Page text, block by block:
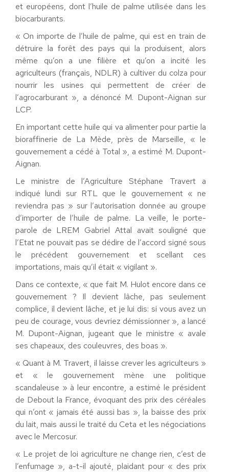
et européens, dont l’huile de palme utilisée dans les
biocarburants.
« On importe de l’huile de palme, qui est en train de
détruire la forêt des pays qui la produisent, alors
même qu’on a une filière et qu’on a incité les
agriculteurs (français, NDLR) à cultiver du colza pour
nourrir les usines qui permettent de créer de
l’agrocarburant », a dénoncé M. Dupont-Aignan sur
LCP.
En important cette huile qui va alimenter pour partie la
bioraffinerie de La Mède, près de Marseille, « le
gouvernement a cédé à Total », a estimé M. Dupont-
Aignan.
Le ministre de l’Agriculture Stéphane Travert a
indiqué lundi sur RTL que le gouvernement « ne
reviendra pas » sur l’autorisation donnée au groupe
d’importer de l’huile de palme. La veille, le porte-
parole de LREM Gabriel Attal avait souligné que
l’Etat ne pouvait pas se dédire de l’accord signé sous
le précédent gouvernement et scellant ces
importations, mais qu’il était « vigilant ».
Dans ce contexte, « que fait M. Hulot encore dans ce
gouvernement ? Il devient lâche, pas seulement
complice, il devient lâche, et je lui dis: si vous avez un
peu de courage, vous devriez démissionner », a lancé
M. Dupont-Aignan, jugeant que le ministre « avale
ses chapeaux, des couleuvres, des boas ».
« Quant à M. Travert, il laisse crever les agriculteurs »
et « le gouvernement mène une politique
scandaleuse » à leur encontre, a estimé le président
de Debout la France, évoquant des prix des céréales
qui n’ont « jamais été aussi bas », la baisse des prix
du lait, mais aussi le traité du Ceta et les négociations
avec le Mercosur.
« Le projet de loi agriculture ne change rien, c’est de
l’enfumage », a-t-il ajouté, plaidant pour « des prix